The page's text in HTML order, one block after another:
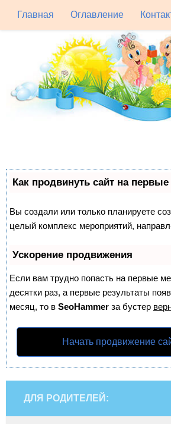
Главная Оглавление
Как продвинуть сайт на
Вы создали или только планируете
целый комплекс мероприятий,
Ускорение продвижения
Если вам трудно попасть на первые
десятки раз, а первые результаты
месяц, то в SeoHammer за бустер
Начать продвижение
ДЛЯ РОДИТЕЛЕЙ: